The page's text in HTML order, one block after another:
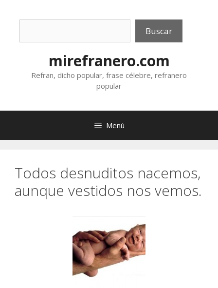
Buscar
mirefranero.com
Refran, dicho popular, frase célebre, refranero
popular
Menú
Todos desnuditos nacemos,
aunque vestidos nos vemos.